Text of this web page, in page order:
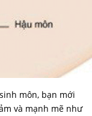
môn, bạn mới
và mạnh mẽ như